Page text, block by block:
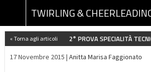
« Torna agli articoli 2° PROVA SPECIALITÀ
17 Novembre 2015 | Anitta Marisa Faggionato